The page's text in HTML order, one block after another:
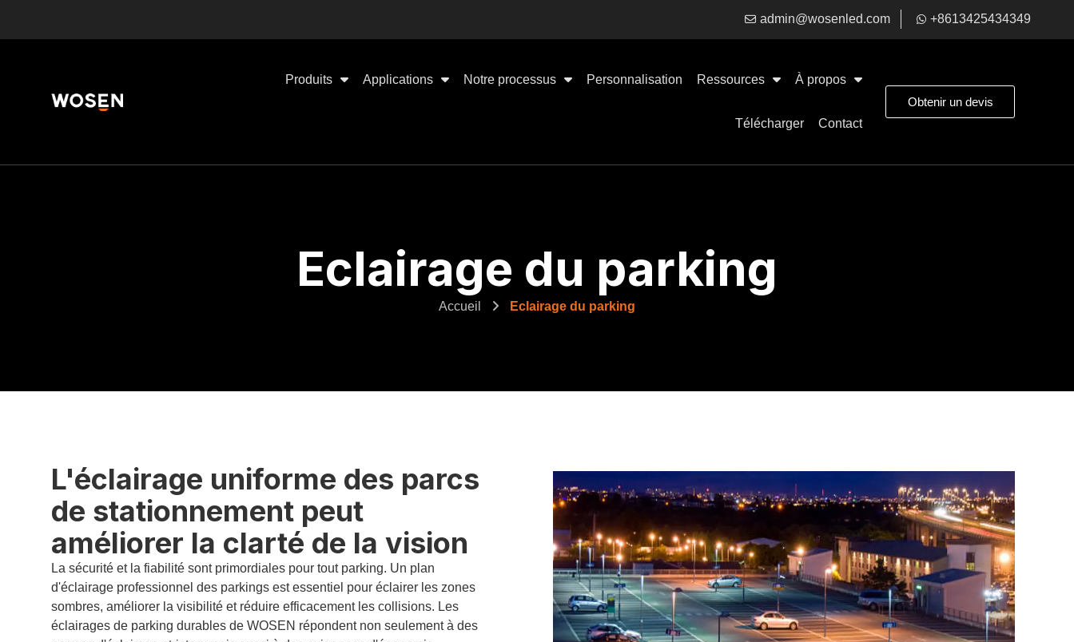
admin@wosenled.com +8613425434349
Produits Applications Notre processus Personnalisation Ressources À propos
Télécharger Contact
Obtenir un devis
Eclairage du parking
Accueil Eclairage du parking
L'éclairage uniforme des parcs
de stationnement peut
améliorer la clarté de la vision
La sécurité et la fiabilité sont primordiales pour tout parking. Un plan
d'éclairage professionnel des parkings est essentiel pour éclairer les zones
sombres, améliorer la visibilité et réduire efficacement les collisions. Les
éclairages de parking durables de WOSEN répondent non seulement à des